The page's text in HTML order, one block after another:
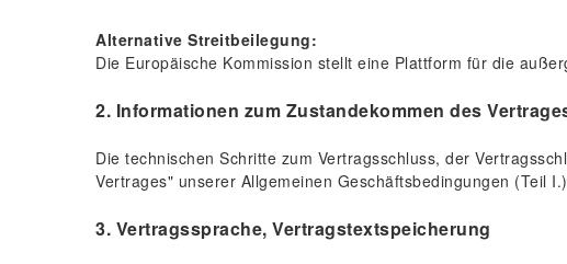
Alternative Streitbeilegung:
Die Europäische Kommission stellt eine Plattform für die
2. Informationen zum Zustandekommen des
Die technischen Schritte zum Vertragsschluss, der
Vertrages" unserer Allgemeinen Geschäftsbedingungen (Teil
3. Vertragssprache, Vertragstextspeicherung